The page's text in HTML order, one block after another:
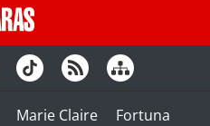
Marie Claire
Fortuna